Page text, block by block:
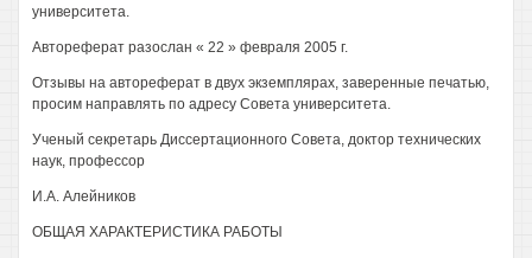
университета.
Автореферат разослан « 22 » февраля 2005 г.
Отзывы на автореферат в двух экземплярах, заверенные печатью,
просим направлять по адресу Совета университета.
Ученый секретарь Диссертационного Совета, доктор технических
наук, профессор
И.А. Алейников
ОБЩАЯ ХАРАКТЕРИСТИКА РАБОТЫ